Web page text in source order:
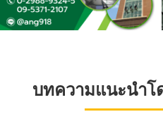
บทความแนะนำโ